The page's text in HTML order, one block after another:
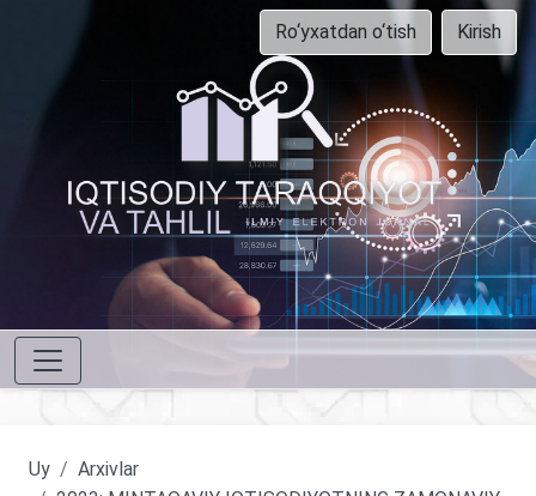
Ro‘yxatdan o‘tish Kirish
Uy
Arxivlar